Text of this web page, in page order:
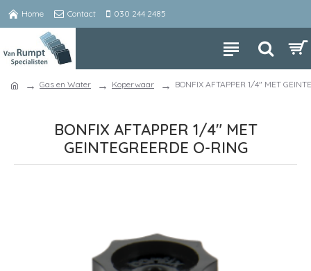
Home Contact 030 244 2485
Gas en Water Koperwaar BONFIX AFTAPPER 1/4" MET
BONFIX AFTAPPER 1/4" MET
GEINTEGREERDE O-RING